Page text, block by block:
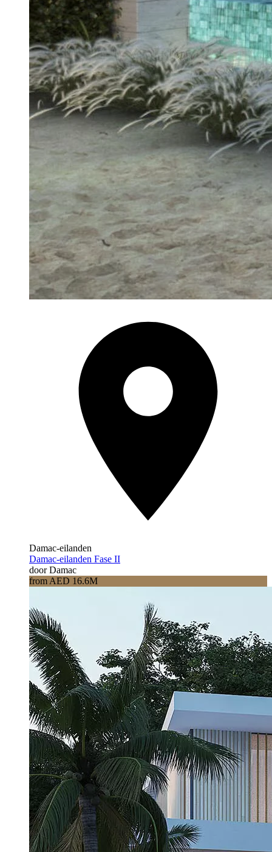
Damac-eilanden
Damac-eilanden Fase II
door Damac
from AED 16.6M